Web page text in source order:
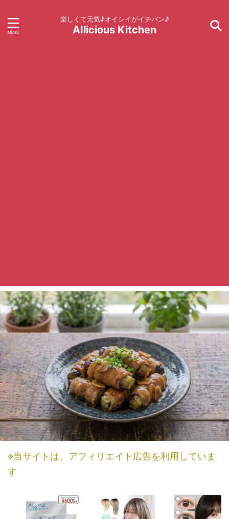
楽しくて元気♪オイシイがイチバン♪
AIlicious Kitchen
※当サイトは、アフィリエイト広告を利用していま
す